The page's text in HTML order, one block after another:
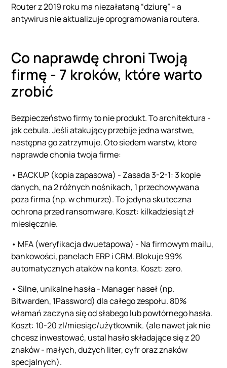
Router z 2019 roku ma niezałataną “dziurę” - a
antywirus nie aktualizuje oprogramowania routera.
Co naprawdę chroni Twoją
firmę - 7 kroków, które warto
zrobić
Bezpieczeństwo firmy to nie produkt. To architektura -
jak cebula. Jeśli atakujący przebije jedna warstwe,
następna go zatrzymuje. Oto siedem warstw, ktore
naprawde chonia twoja firme:
• BACKUP (kopia zapasowa) - Zasada 3-2-1: 3 kopie
danych, na 2 różnych nośnikach, 1 przechowywana
poza firma (np. w chmurze). To jedyna skuteczna
ochrona przed ransomware. Koszt: kilkadziesiąt zł
miesięcznie.
• MFA (weryfikacja dwuetapowa) - Na firmowym mailu,
bankowości, panelach ERP i CRM. Blokuje 99%
automatycznych ataków na konta. Koszt: zero.
• Silne, unikalne hasła - Manager haseł (np.
Bitwarden, 1Password) dla całego zespołu. 80%
włamań zaczyna się od słabego lub powtórnego hasła.
Koszt: 10-20 zl/miesiąc/użytkownik. (ale nawet jak nie
chcesz inwestować, ustal hasło składające się z 20
znaków - małych, dużych liter, cyfr oraz znaków
specjalnych).